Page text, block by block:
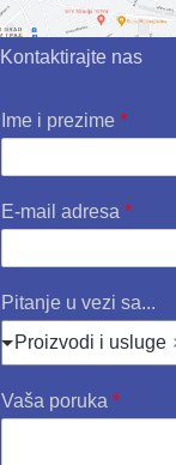
Kontaktirajte nas
Ime i prezime *
E-mail adresa *
Pitanje u vezi sa...
Proizvodi i usluge
Vaša poruka *